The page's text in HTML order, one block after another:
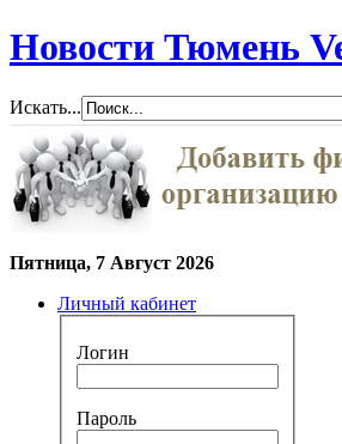
Новости Тюмень
Искать...
Пятница, 7 Август 2026
Личный кабинет
Логин
Пароль